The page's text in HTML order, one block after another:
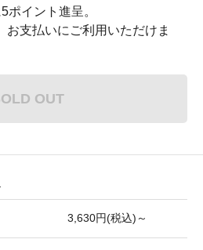
ポイント進呈。
支払いにご利用いただけま
OUT
3,630円(税込)～